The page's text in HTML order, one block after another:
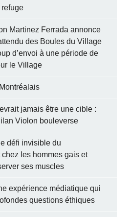
Martinez Ferrada annonce
des Boules du Village
d’envoi à une période de
le Village
jamais être une cible :
Violon bouleverse
défi invisible du
les hommes gais et
ses muscles
expérience médiatique qui
questions éthiques